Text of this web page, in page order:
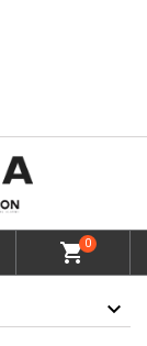
shopping_cart0